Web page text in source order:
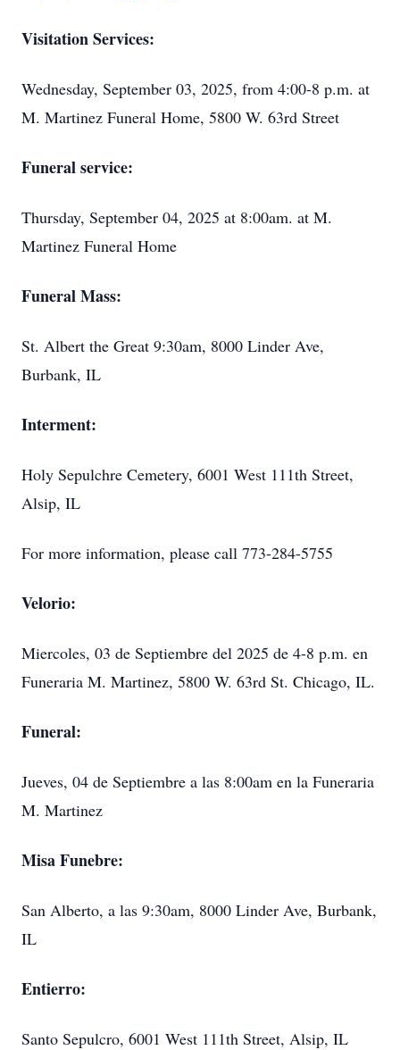
Visitation Services:
Wednesday, September 03, 2025, from 4:00-8 p.m. at
M. Martinez Funeral Home, 5800 W. 63rd Street
Funeral service:
Thursday, September 04, 2025 at 8:00am. at M.
Martinez Funeral Home
Funeral Mass:
St. Albert the Great 9:30am, 8000 Linder Ave,
Burbank, IL
Interment:
Holy Sepulchre Cemetery, 6001 West 111th Street,
Alsip, IL
For more information, please call 773-284-5755
Velorio:
Miercoles, 03 de Septiembre del 2025 de 4-8 p.m. en
Funeraria M. Martinez, 5800 W. 63rd St. Chicago, IL.
Funeral:
Jueves, 04 de Septiembre a las 8:00am en la Funeraria
M. Martinez
Misa Funebre:
San Alberto, a las 9:30am, 8000 Linder Ave, Burbank,
IL
Entierro:
Santo Sepulcro, 6001 West 111th Street, Alsip, IL